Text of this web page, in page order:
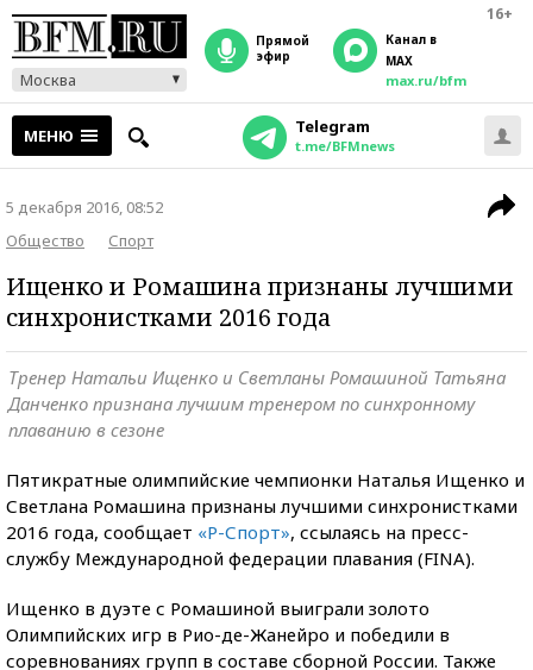
16+
Москва
прямой
эфир
Канал в
MAX
max.ru/bfm
МЕНЮ Telegram
t.me/BFMnews
5 декабря 2016, 08:52
Общество
Спорт
Ищенко и Ромашина признаны лучшими
синхронистками 2016 года
Тренер Натальи Ищенко и Светланы Ромашиной Татьяна
Данченко признана лучшим тренером по синхронному
плаванию в сезоне
Пятикратные олимпийские чемпионки Наталья Ищенко и
Светлана Ромашина признаны лучшими синхронистками
2016 года, сообщает «Р-Спорт», ссылаясь на пресс-
службу Международной федерации плавания (FINA).
Ищенко в дуэте с Ромашиной выиграли золото
Олимпийских игр в Рио-де-Жанейро и победили в
соревнованиях групп в составе сборной России. Также